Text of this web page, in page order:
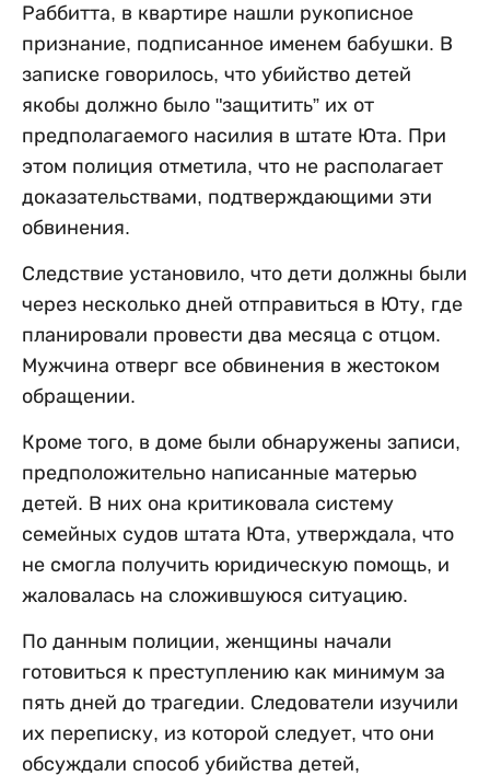
Раббитта, в квартире нашли рукописное
признание, подписанное именем бабушки. В
записке говорилось, что убийство детей
якобы должно было "защитить” их от
предполагаемого насилия в штате Юта. При
этом полиция отметила, что не располагает
доказательствами, подтверждающими эти
обвинения.
Следствие установило, что дети должны были
через несколько дней отправиться в Юту, где
планировали провести два месяца с отцом.
Мужчина отверг все обвинения в жестоком
обращении.
Кроме того, в доме были обнаружены записи,
предположительно написанные матерью
детей. В них она критиковала систему
семейных судов штата Юта, утверждала, что
не смогла получить юридическую помощь, и
жаловалась на сложившуюся ситуацию.
По данным полиции, женщины начали
готовиться к преступлению как минимум за
пять дней до трагедии. Следователи изучили
их переписку, из которой следует, что они
обсуждали способ убийства детей,